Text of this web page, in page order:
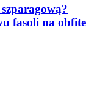
fasoli na obfite